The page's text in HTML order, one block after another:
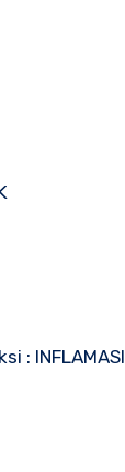
: INFLAMASI